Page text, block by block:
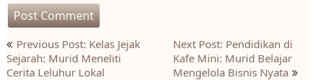
Post
navigation
Previous Post: Kelas Jejak
Sejarah: Murid Meneliti
Cerita Leluhur Lokal
Next Post: Pendidikan di
Kafe Mini: Murid Belajar
Mengelola Bisnis Nyata